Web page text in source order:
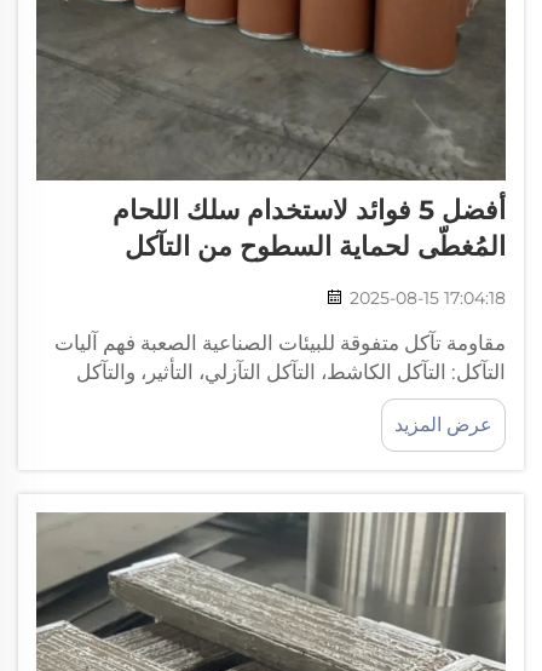
أفضل 5 فوائد لاستخدام سلك اللحام
المُغطّى لحماية السطوح من التآكل
2025-08-15 17:04:18
مقاومة تآكل متفوقة للبيئات الصناعية الصعبة فهم آليات
التآكل: التآكل الكاشط، التآكل التآزلي، التأثير، والتآكل
الكيميائي يحدث تلف المعدات في البيئات الصناعية بشكل
رئيسي بأربع طرق مختلفة. أولاً هناك ما يحدث عندما
تصيب الجسيمات الصلبة...
عرض المزيد